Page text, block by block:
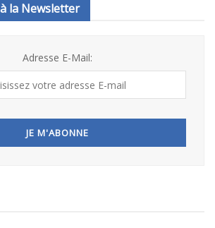
la Newsletter
Adresse E-Mail: